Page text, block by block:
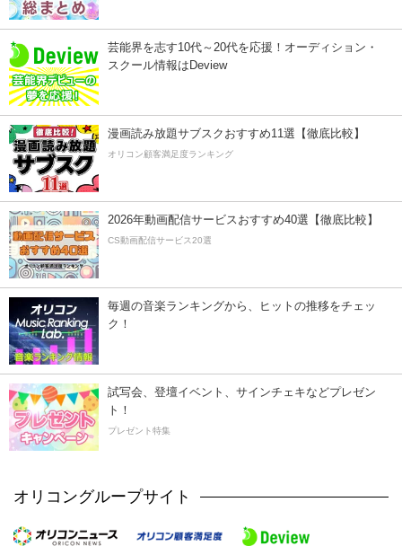
芸能界を志す10代～20代を応援！オーディション・
スクール情報はDeview
漫画読み放題サブスクおすすめ11選【徹底比較】
オリコン顧客満足度ランキング
2026年動画配信サービスおすすめ40選【徹底比較】
CS動画配信サービス20選
毎週の音楽ランキングから、ヒットの推移をチェッ
ク！
試写会、登壇イベント、サインチェキなどプレゼン
ト！
プレゼント特集
オリコングループサイト